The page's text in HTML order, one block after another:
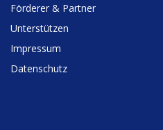
Förderer & Partner
Unter­stützen
Impressum
Daten­schutz